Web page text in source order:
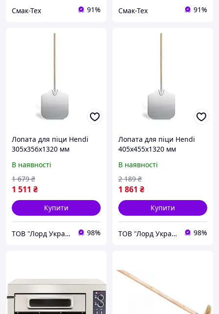
Смак-Тех 91% Смак-Тех 91%
Лопата для піци Hendi
305x356x1320 мм
В наявності
1 511 ₴
1 679 ₴
Купити
ТОВ "Лорд Україна" 98%
Лопата для піци Hendi
405x455x1320 мм
В наявності
1 861 ₴
2 189 ₴
Купити
ТОВ "Лорд Україна" 98%